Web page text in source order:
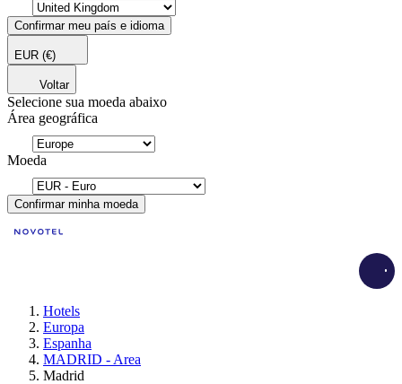
Confirmar meu país e idioma
EUR (€)
Voltar
Selecione sua moeda abaixo
Área geográfica
Moeda
Confirmar minha moeda
Hotels
Europa
Espanha
MADRID - Area
Madrid